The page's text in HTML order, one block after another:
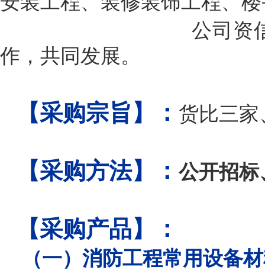
公司资
作，共同发展。
【采购宗旨】 ： 货比三
【采购方法】 ： 公开招标
【采购产品】 ：
（一） 消防工程常用设备